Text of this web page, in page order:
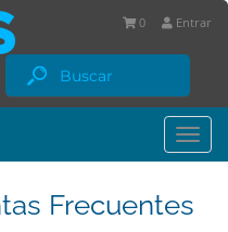
Entrar
0
Frecuentes